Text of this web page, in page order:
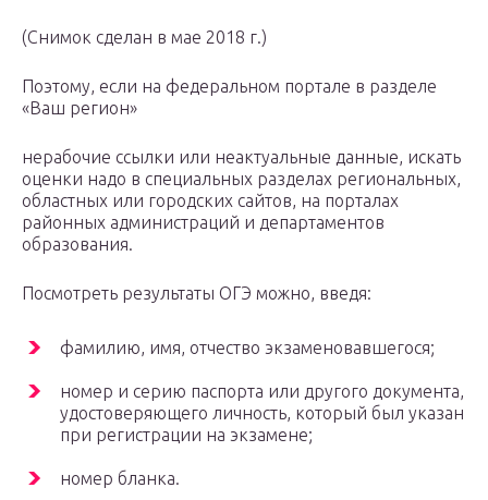
(Снимок сделан в мае 2018 г.)
Поэтому, если на федеральном портале в разделе
«Ваш регион»
нерабочие ссылки или неактуальные данные, искать
оценки надо в специальных разделах региональных,
областных или городских сайтов, на порталах
районных администраций и департаментов
образования.
Посмотреть результаты ОГЭ можно, введя:
фамилию, имя, отчество экзаменовавшегося;
номер и серию паспорта или другого документа,
удостоверяющего личность, который был указан
при регистрации на экзамене;
номер бланка.